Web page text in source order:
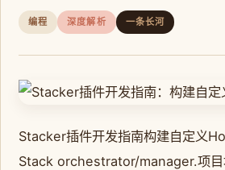
编程 深度解析 一条长河
Stacker插件开发指南构建自定义
Stack orchestrator/manager.项